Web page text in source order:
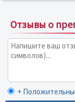
Отзывы о
+